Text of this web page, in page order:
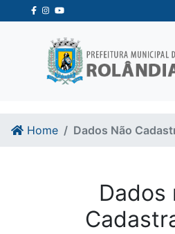
Ir para o conteudo
Ir para o fim do conteudo
Home Dados Não
Dados